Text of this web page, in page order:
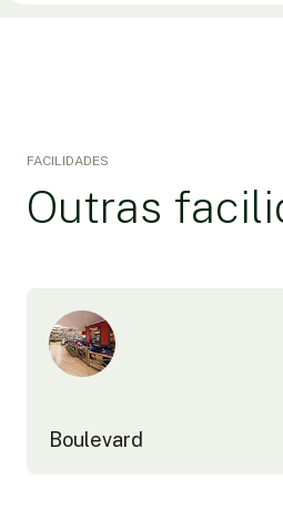
FACILIDADES
Outras
Boulevard